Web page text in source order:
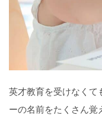
英才教育を受けなくて
ーの名前をたくさん覚